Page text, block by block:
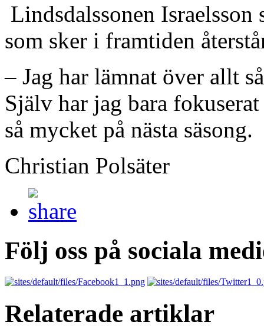
Lindsdalssonen
som sker i framtiden
– Jag har lämnat över allt
Själv har jag bara
så mycket på nästa säsong.
Christian Polsäter
Följ oss på sociala
Relaterade artiklar